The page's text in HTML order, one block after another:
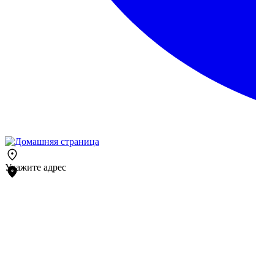
Укажите адрес